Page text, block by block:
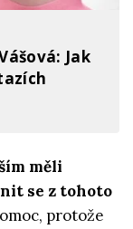
Jak
měli
se z tohoto
protože